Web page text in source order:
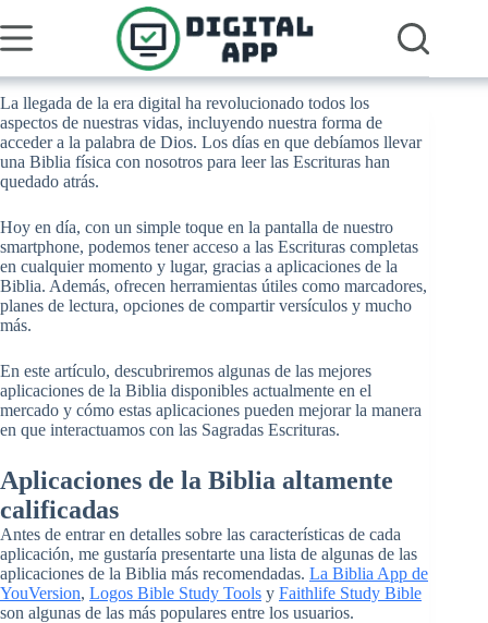
para
o
La llegada de la era digital ha revolucionado todos los
aspectos de nuestras vidas, incluyendo nuestra forma de
acceder a la palabra de Dios. Los días en que debíamos llevar
una Biblia física con nosotros para leer las Escrituras han
quedado atrás.
Hoy en día, con un simple toque en la pantalla de nuestro
smartphone, podemos tener acceso a las Escrituras completas
en cualquier momento y lugar, gracias a aplicaciones de la
Biblia. Además, ofrecen herramientas útiles como marcadores,
planes de lectura, opciones de compartir versículos y mucho
más.
En este artículo, descubriremos algunas de las mejores
aplicaciones de la Biblia disponibles actualmente en el
mercado y cómo estas aplicaciones pueden mejorar la manera
en que interactuamos con las Sagradas Escrituras.
Aplicaciones de la Biblia altamente
calificadas
Antes de entrar en detalles sobre las características de cada
aplicación, me gustaría presentarte una lista de algunas de las
aplicaciones de la Biblia más recomendadas. La Biblia App de
YouVersion, Logos Bible Study Tools y Faithlife Study Bible
son algunas de las más populares entre los usuarios.